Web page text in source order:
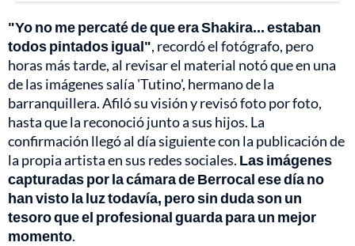
"Yo no me percaté de que era Shakira... estaban
todos pintados igual", recordó el fotógrafo, pero
horas más tarde, al revisar el material notó que en una
de las imágenes salía 'Tutino', hermano de la
barranquillera. Afiló su visión y revisó foto por foto,
hasta que la reconoció junto a sus hijos. La
confirmación llegó al día siguiente con la publicación de
la propia artista en sus redes sociales. Las imágenes
capturadas por la cámara de Berrocal ese día no
han visto la luz todavía, pero sin duda son un
tesoro que el profesional guarda para un mejor
momento.